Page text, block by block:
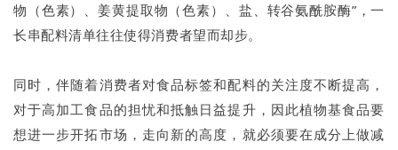
物（色素）、姜黄提取物（色素）、盐、转谷氨酰胺酶”，一
长串配料清单往往使得消费者望而却步。
同时，伴随着消费者对食品标签和配料的关注度不断提高，
对于高加工食品的担忧和抵触日益提升，因此植物基食品要
想进一步开拓市场，走向新的高度，就必须要在成分上做减